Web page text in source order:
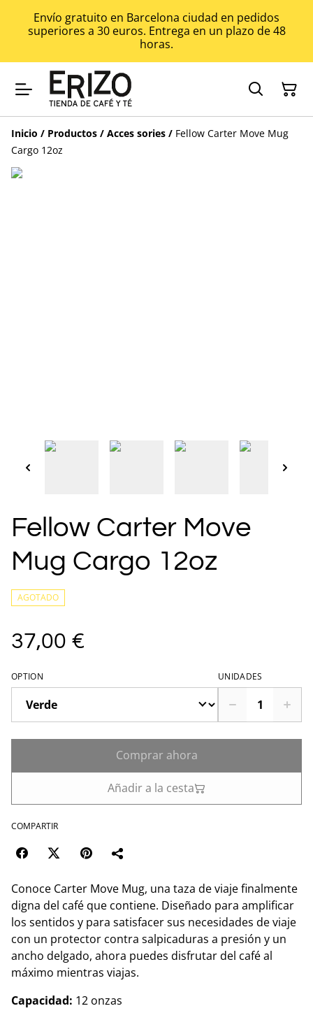
Envío gratuito en Barcelona ciudad en pedidos
superiores a 30 euros. Entrega en un plazo de 48
horas.
Inicio / Productos / Acces sories / Fellow Carter Move Mug
Cargo 12oz
Fellow Carter Move
Mug Cargo 12oz
AGOTADO
37,00 €
OPTION UNIDADES
Comprar ahora
Añadir a la cesta
COMPARTIR
Conoce Carter Move Mug, una taza de viaje finalmente
digna del café que contiene. Diseñado para amplificar
los sentidos y para satisfacer sus necesidades de viaje
con un protector contra salpicaduras a presión y un
ancho delgado, ahora puedes disfrutar del café al
máximo mientras viajas.
Capacidad: 12 onzas